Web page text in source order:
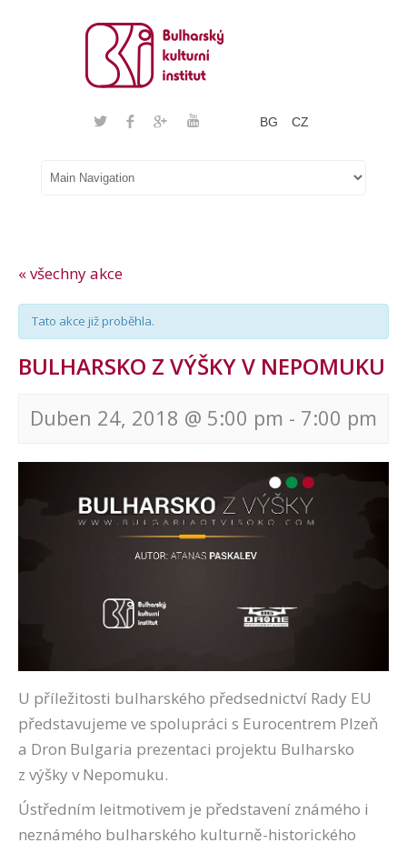
BG CZ
« všechny akce
Tato akce již proběhla.
BULHARSKO Z VÝŠKY V NEPOMUKU
Duben 24, 2018 @ 5:00 pm - 7:00 pm
Navigace
U příležitosti bulharského předsednictví Rady EU
představujeme ve spolupráci s Eurocentrem Plzeň
a Dron Bulgaria prezentaci projektu Bulharsko
z výšky v Nepomuku.
Ústředním leitmotivem je představení známého i
neznámého bulharského kulturně-historického